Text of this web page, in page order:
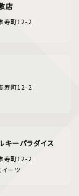
店
寿町12-2
寿町12-2
ーパラダイス
寿町12-2
イーツ